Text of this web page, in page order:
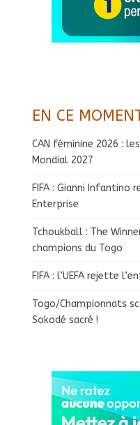
EN CE
CAN féminine 2026 :
Mondial 2027
FIFA : Gianni Infantino
Enterprise
Tchoukball : The
champions du Togo
FIFA : l’UEFA rejette
Togo/Championnats
Sokodé sacré !